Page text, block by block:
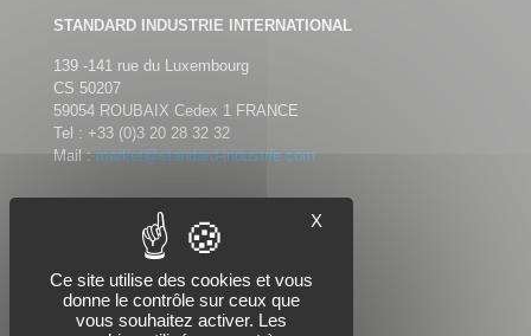
STANDARD INDUSTRIE INTERNATIONAL
139 -141 rue du Luxembourg
CS 50207
59054 ROUBAIX Cedex 1 FRANCE
Tel : +33 (0)3 20 28 32 32
Mail : market@standard-industrie.com
Nous suivre
X
Ce site utilise des cookies et vous
donne le contrôle sur ceux que
vous souhaitez activer. Les